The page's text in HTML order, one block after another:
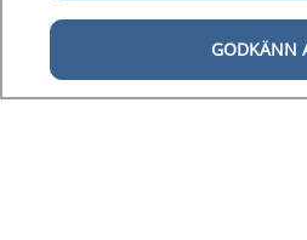
Digital tillgänglighet
GODKÄNN